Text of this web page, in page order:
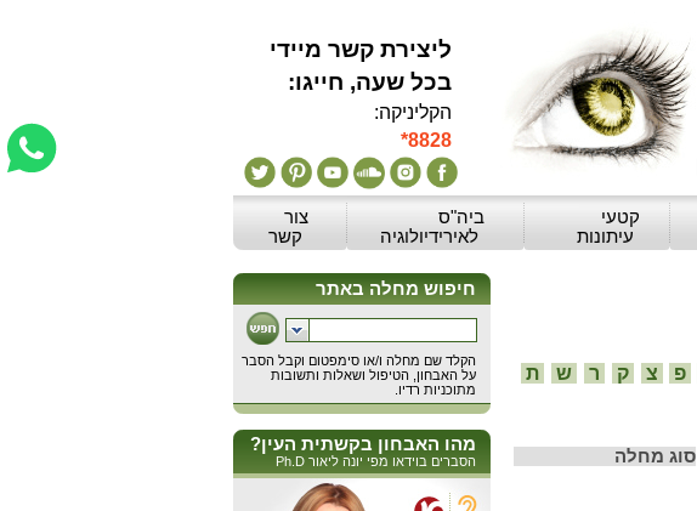
ליצירת קשר מיידי
:בכל שעה, חייגו
הקליניקה:
*8828
צור
קשר
ביה"ס
לאירידיולוגיה
קטעי
עיתונות
מהו האבחון בקשתית העין?
הסברים בוידאו מפי יונה ליאור Ph.D
פ צ ק ר ש
ת
סוג מחלה